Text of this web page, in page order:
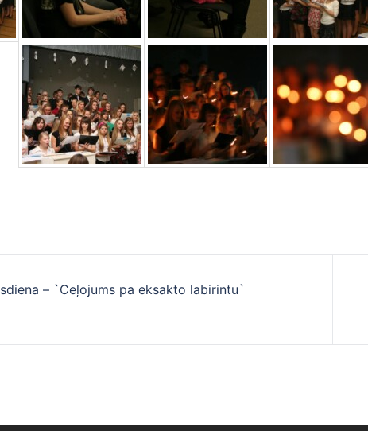
– `Ceļojums pa eksakto labirintu`